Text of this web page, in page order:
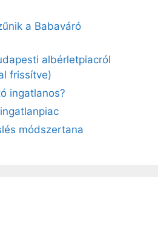
a Babaváró
albérletpiacról
frissítve)
ingatlanos?
módszertana